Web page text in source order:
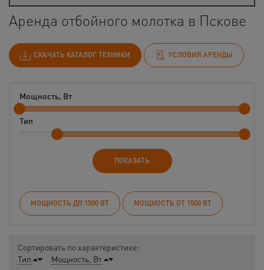
Аренда отбойного молотка в Пскове
СКАЧАТЬ КАТАЛОГ ТЕХНИКИ УСЛОВИЯ АРЕНДЫ
Мощность, Вт
Тип
ПОКАЗАТЬ
МОЩНОСТЬ ДО 1500 ВТ МОЩНОСТЬ ОТ 1500 ВТ
Сортировать по характеристике:
Тип
Мощность, Вт